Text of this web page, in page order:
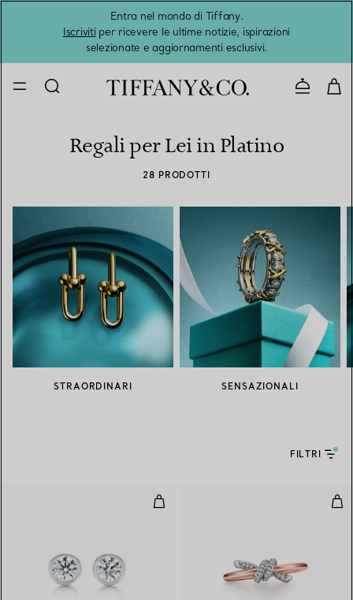
Entra nel mondo di Tiffany.
Iscrivitiper ricevere le ultime notizie, ispirazioni
selezionate e aggiornamenti esclusivi.
Regali per Lei in Platino
28 PRODOTTI
STRAORDINARI SENSAZIONALI
FILTRI
Orecchini